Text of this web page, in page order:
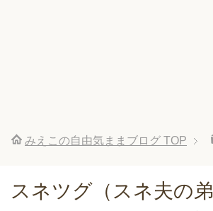
みえこの自由気ままブログ TOP
スネツグ（スネ夫の